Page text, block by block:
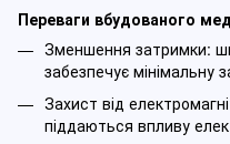
Переваги вбудованого
Зменшення затримки:
забезпечує мінімальну
Захист від
піддаються впливу